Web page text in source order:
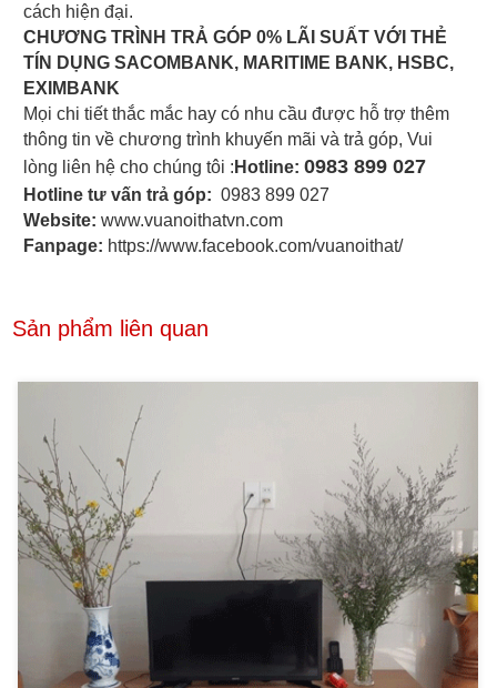
cách hiện đại.
CHƯƠNG TRÌNH TRẢ GÓP 0% LÃI SUẤT VỚI THẺ
TÍN DỤNG SACOMBANK, MARITIME BANK, HSBC,
EXIMBANK
Mọi chi tiết thắc mắc hay có nhu cầu được hỗ trợ thêm
thông tin về chương trình khuyến mãi và trả góp, Vui
lòng liên hệ cho chúng tôi : Hotline: 0983 899 027
Hotline tư vấn trả góp: 0983 899 027
Website: www.vuanoithatvn.com
Fanpage: https://www.facebook.com/vuanoithat/
Sản phẩm liên quan